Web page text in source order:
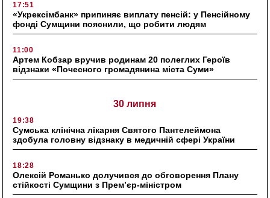
17:51
«Укрексімбанк» припиняє виплату пенсій: у Пенсійному
фонді Сумщини пояснили, що робити людям
11:00
Артем Кобзар вручив родинам 20 полеглих Героїв
відзнаки «Почесного громадянина міста Суми»
30 липня
19:38
Сумська клінічна лікарня Святого Пантелеймона
здобула головну відзнаку в медичній сфері України
18:28
Олексій Романько долучився до обговорення Плану
стійкості Сумщини з Прем’єр-міністром